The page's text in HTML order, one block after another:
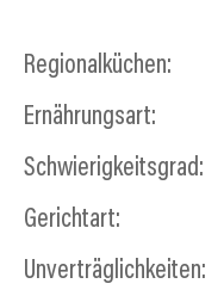
Regionalküchen:
Ernährungsart:
Schwierigkeitsgrad:
Gerichtart:
Unverträglichkeiten: